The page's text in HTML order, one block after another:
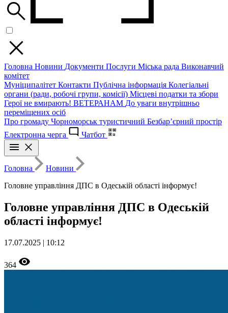
Головна Новини Документи Послуги Міська рада Виконавчий
комітет
Муніципалітет Контакти Публічна інформація Колегіальні
органи (ради, робочі групи, комісії) Місцеві податки та збори
Герої не вмирають! ВЕТЕРАНАМ До уваги внутрішньо
переміщених осіб
Про громаду Чорноморськ туристичний Безбар’єрний простір
Електронна черга
Чатбот
Головна
Новини
Головне управління ДПС в Одеській області інформує!
Головне управління ДПС в Одеській
області інформує!
17.07.2025 | 10:12
364